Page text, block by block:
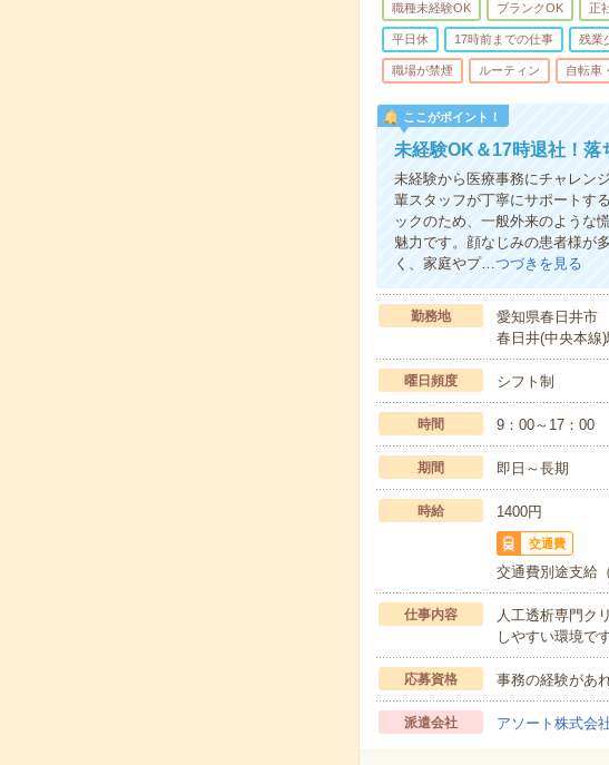
職種未経験OK ブランクOK 正
平日休 17時前までの仕事 残業
職場が禁煙 ルーティン 自転車
ここがポイント！
未経験OK＆17時退社！落
未経験から医療事務にチャレン
輩スタッフが丁寧にサポートす
ックのため、一般外来のような
魅力です。顔なじみの患者様が
く、家庭やプ…つづきを見る
勤務地
愛知県春日井市
春日井(中央本線
曜日頻度 シフト制
時間 9：00～17：00
期間 即日～長期
時給 1400円
交通費
交通費別途支給
仕事内容
人工透析専門ク
しやすい環境で
応募資格 事務の経験があ
派遣会社 アソート株式会